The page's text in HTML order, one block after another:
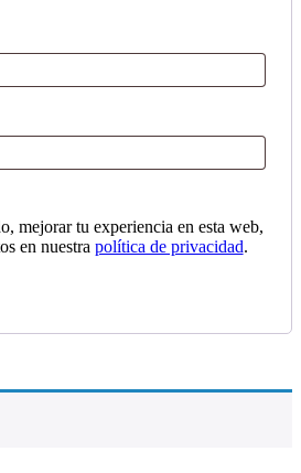
mejorar tu experiencia en esta web,
en nuestra política de privacidad.